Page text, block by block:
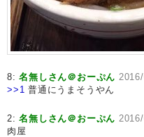
8:名無しさん＠おーぷん
>>1 普通にうまそうやん
2:名無しさん＠おーぷん
肉屋